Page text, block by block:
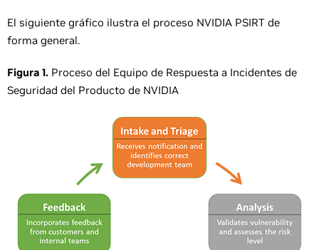
El siguiente gráfico ilustra el proceso NVIDIA PSIRT de
forma general.
Figura 1. Proceso del Equipo de Respuesta a Incidentes de
Seguridad del Producto de NVIDIA